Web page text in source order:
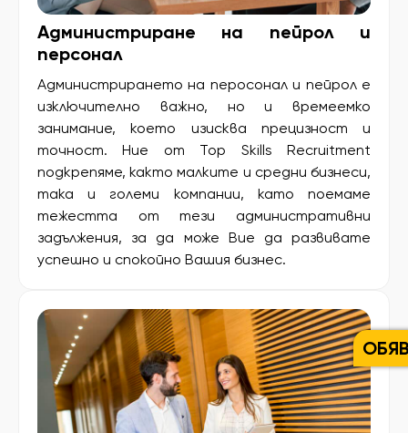
Администриране на пейрол и
персонал
Администрирането на перосонал и пейрол е
изключително важнo, но и времеемко
занимание, което изисква прецизност и
точност. Ние от Top Skills Recruitment
подкрепяме, както малките и средни бизнеси,
така и големи компании, като поемаме
тежестта от тези административни
задължения, за да може Вие да развивате
успешно и спокойно Вашия бизнес.